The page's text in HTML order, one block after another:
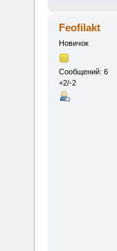
Feofilakt
Новичок
Сообщений: 6
+2/-2